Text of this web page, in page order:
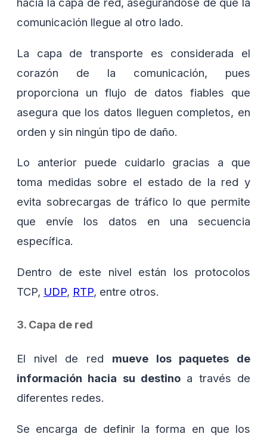
comunicación llegue al otro lado.
La capa de transporte es considerada el
corazón de la comunicación, pues
proporciona un flujo de datos fiables que
asegura que los datos lleguen completos, en
orden y sin ningún tipo de daño.
Lo anterior puede cuidarlo gracias a que
toma medidas sobre el estado de la red y
evita sobrecargas de tráfico lo que permite
que envíe los datos en una secuencia
específica.
Dentro de este nivel están los protocolos
TCP, UDP, RTP, entre otros.
3. Capa de red
El nivel de red mueve los paquetes de
información hacia su destino a través de
diferentes redes.
Se encarga de definir la forma en que los